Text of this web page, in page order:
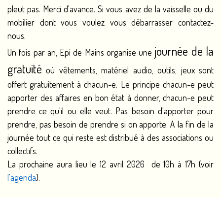
pleut pas. Merci d'avance. Si vous avez de la vaisselle ou du
mobilier dont vous voulez vous débarrasser contactez-
nous.
Un fois par an, Epi de Mains organise une journée de la
gratuité où vêtements, matériel audio, outils, jeux sont
offert gratuitement à chacun-e. Le principe chacun-e peut
apporter des affaires en bon état à donner, chacun-e peut
prendre ce qu'il ou elle veut. Pas besoin d'apporter pour
prendre, pas besoin de prendre si on apporte. A la fin de la
journée tout ce qui reste est distribué à des associations ou
collectifs.
La prochaine aura lieu le 12 avril 2026 de 10h à 17h (voir
l'agenda).